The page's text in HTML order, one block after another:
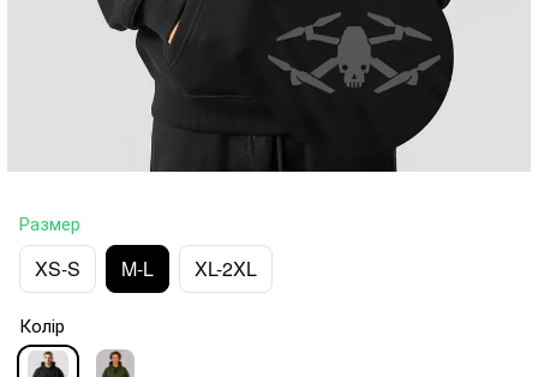
Размер
XS-S M-L XL-2XL
Колір